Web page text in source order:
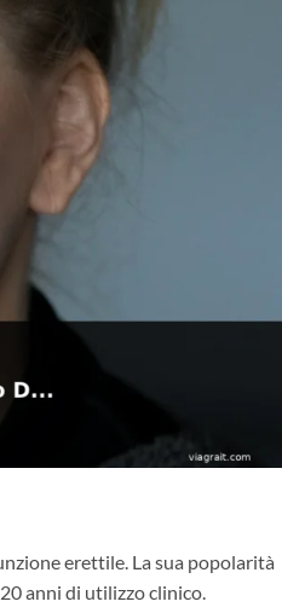
erettile. La sua popolarità
anni di utilizzo clinico.